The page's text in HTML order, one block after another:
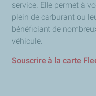
service. Elle permet à
plein de carburant ou
bénéficiant de
véhicule.
Souscrire à la carte